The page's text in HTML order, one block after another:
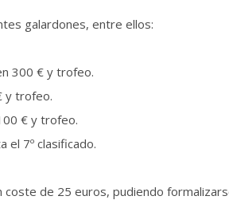
galardones, entre ellos:
300 € y trofeo.
y trofeo.
€ y trofeo.
el 7º clasificado.
coste de 25 euros, pudiendo